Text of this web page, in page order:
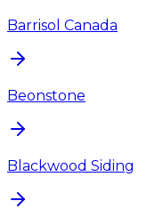
Barrisol Canada
Beonstone
Blackwood Siding